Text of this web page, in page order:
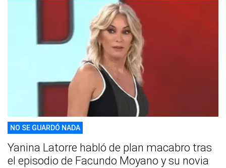
NO SE GUARDÓ NADA
Yanina Latorre habló de plan macabro tras
el episodio de Facundo Moyano y su novia